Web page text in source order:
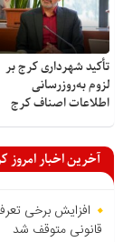
تأکید شهرداری کرج بر
لزوم به‌روزرسانی
اطلاعات اصناف کرج
آخرین اخبار امروز
افزایش برخی
قانونی متوقف شد